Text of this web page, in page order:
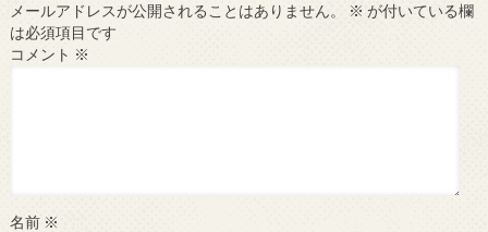
メールアドレスが公開されることはありません。 ※ が付いている欄
は必須項目です
コメント ※
名前 ※